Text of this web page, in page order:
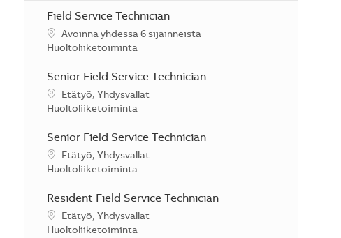
Field Service Technician
Avoinna yhdessä 6 sijainneista
Kategoria
Huoltoliiketoiminta
Senior Field Service Technician
SijaintiEtätyö, Yhdysvallat
Kategoria
Huoltoliiketoiminta
Senior Field Service Technician
SijaintiEtätyö, Yhdysvallat
Kategoria
Huoltoliiketoiminta
Resident Field Service Technician
SijaintiEtätyö, Yhdysvallat
Kategoria
Huoltoliiketoiminta